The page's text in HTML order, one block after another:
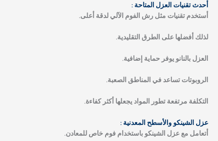
أحدث تقنيات العزل المتاحة :
أستخدم تقنيات مثل رش الفوم الآلي لدقة أعلى.
لذلك أفضلها على الطرق التقليدية.
العزل بالنانو يوفر حماية إضافية.
الروبوتات تساعد في المناطق الصعبة.
التكلفة مرتفعة تطور المواد يجعلها أكثر كفاءة.
عزل الشينكو والأسطح المعدنية :
أتعامل مع عزل الشينكو باستخدام فوم خاص للمعادن.